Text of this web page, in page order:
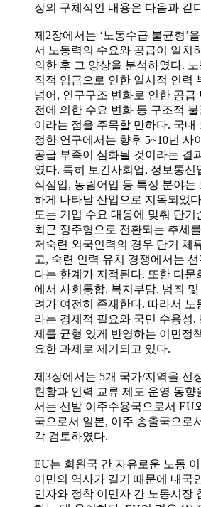
장의 구체적인 내용은 다음과 같
제2장에서는 ‘노동수급 불균형’
서 노동력의 수요와 공급이 일치
의한 후 그 양상을 분석하였다.
직적 임금으로 인한 일시적 인력
넘어, 인구구조 변화로 인한 공급
전에 의한 수요 변화 등 구조적
이라는 점을 주목할 만하다. 국내
정한 연구에서는 향후 5~10년 사
공급 부족이 심화될 것이라는 결
였다. 특히 보건사회업, 정보통신
식점업, 농림어업 등 특정 분야는
하게 나타날 산업으로 지목되었
도는 기업 수요 대응에 맞춰 단
최근 정주형으로 전환되는 추세
저숙련 외국인력의 경우 단기 체
고, 숙련 인력 유치 경쟁에서는
다는 한계가 지적된다. 또한 다문
에서 사회통합, 복지부담, 범죄
려가 여전히 존재한다. 따라서 노
라는 경제적 필요와 국민 수용성,
제를 균형 있게 반영하는 이민정
요한 과제로 제기되고 있다.
제3장에서는 5개 국가/지역을 선
현황과 인력 교류 제도 운영 동향
서는 선발 이주수용국으로서 EU
국으로서 일본, 이주 송출국으로
각 검토하였다.
EU는 회원국 간 자유로운 노동
이민의 역사가 길기 때문에 내국
민자와 정착 이민자 간 노동시장